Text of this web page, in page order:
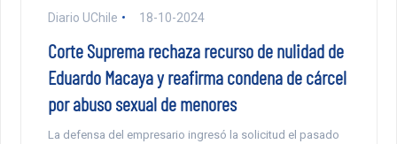
Diario UChile 18-10-2024
Corte Suprema rechaza recurso de nulidad de
Eduardo Macaya y reafirma condena de cárcel
por abuso sexual de menores
La defensa del empresario ingresó la solicitud el pasado